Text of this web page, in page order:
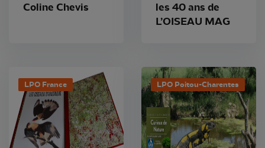
Coline Chevis
les 40 ans de
L’OISEAU MAG
LPO France LPO Poitou-Charentes